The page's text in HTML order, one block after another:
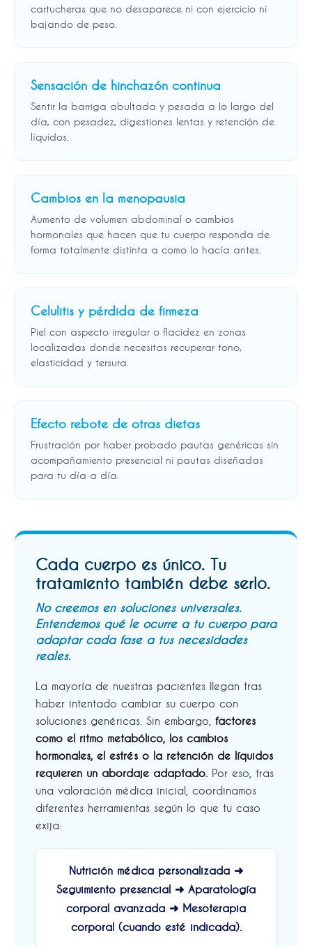
cartucheras que no desaparece ni con ejercicio ni
bajando de peso.
Sensación de hinchazón continua
Sentir la barriga abultada y pesada a lo largo del
día, con pesadez, digestiones lentas y retención de
líquidos.
Cambios en la menopausia
Aumento de volumen abdominal o cambios
hormonales que hacen que tu cuerpo responda de
forma totalmente distinta a como lo hacía antes.
Celulitis y pérdida de firmeza
Piel con aspecto irregular o flacidez en zonas
localizadas donde necesitas recuperar tono,
elasticidad y tersura.
Efecto rebote de otras dietas
Frustración por haber probado pautas genéricas sin
acompañamiento presencial ni pautas diseñadas
para tu día a día.
Cada cuerpo es único. Tu
tratamiento también debe serlo.
No creemos en soluciones universales.
Entendemos qué le ocurre a tu cuerpo para
adaptar cada fase a tus necesidades
reales.
La mayoría de nuestras pacientes llegan tras
haber intentado cambiar su cuerpo con
soluciones genéricas. Sin embargo, factores
como el ritmo metabólico, los cambios
hormonales, el estrés o la retención de líquidos
requieren un abordaje adaptado. Por eso, tras
una valoración médica inicial, coordinamos
diferentes herramientas según lo que tu caso
exija:
Nutrición médica personalizada ➜
Seguimiento presencial ➜ Aparatología
corporal avanzada ➜ Mesoterapia
corporal (cuando esté indicada).